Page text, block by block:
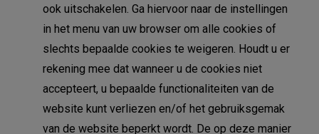
ook uitschakelen. Ga hiervoor naar de instellingen
in het menu van uw browser om alle cookies of
slechts bepaalde cookies te weigeren. Houdt u er
rekening mee dat wanneer u de cookies niet
accepteert, u bepaalde functionaliteiten van de
website kunt verliezen en/of het gebruiksgemak
van de website beperkt wordt. De op deze manier